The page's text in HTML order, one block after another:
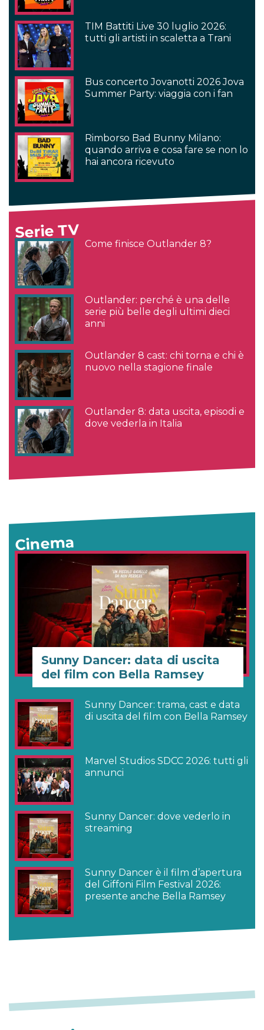
TIM Battiti Live 30 luglio 2026:
tutti gli artisti in scaletta a Trani
Bus concerto Jovanotti 2026 Jova
Summer Party: viaggia con i fan
Rimborso Bad Bunny Milano:
quando arriva e cosa fare se non lo
hai ancora ricevuto
Serie TV
Come finisce Outlander 8?
Outlander: perché è una delle
serie più belle degli ultimi dieci
anni
Outlander 8 cast: chi torna e chi è
nuovo nella stagione finale
Outlander 8: data uscita, episodi e
dove vederla in Italia
Cinema
Sunny Dancer: data di uscita
del film con Bella Ramsey
Sunny Dancer: trama, cast e data
di uscita del film con Bella Ramsey
Marvel Studios SDCC 2026: tutti gli
annunci
Sunny Dancer: dove vederlo in
streaming
Sunny Dancer è il film d’apertura
del Giffoni Film Festival 2026:
presente anche Bella Ramsey